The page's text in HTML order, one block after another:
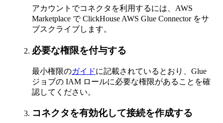
アカウントでコネクタを利用するには、AWS
Marketplace で ClickHouse AWS Glue Connector をサ
ブスクライブします。
必要な権限を付与する
最小権限のガイドに記載されているとおり、Glue
ジョブの IAM ロールに必要な権限があることを確
認してください。
コネクタを有効化して接続を作成する